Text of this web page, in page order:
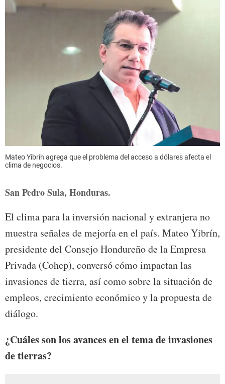
Mateo Yibrín agrega que el problema del acceso a dólares afecta el
clima de negocios.
San Pedro Sula, Honduras.
El clima para la inversión nacional y extranjera no
muestra señales de mejoría en el país. Mateo Yibrín,
presidente del Consejo Hondureño de la Empresa
Privada (Cohep), conversó cómo impactan las
invasiones de tierra, así como sobre la situación de
empleos, crecimiento económico y la propuesta de
diálogo.
¿Cuáles son los avances en el tema de invasiones
de tierras?